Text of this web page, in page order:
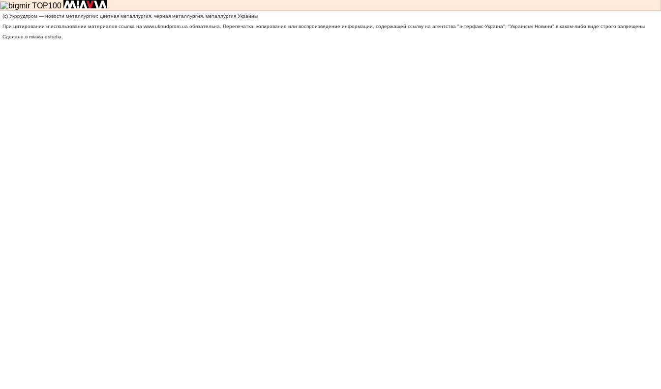
(c) Укррудпром — новости металлургии: цветная металлургия, черная металлургия, металлургия Украины
При цитировании и использовании материалов ссылка на www.ukrrudprom.ua обязательна. Перепечатка, копирование или воспроизведение информации, содержащей ссылку на агентства "Iнтерфакс-Україна", "Українськi Новини" в каком-либо виде строго запрещены
Сделано в miavia estudia.